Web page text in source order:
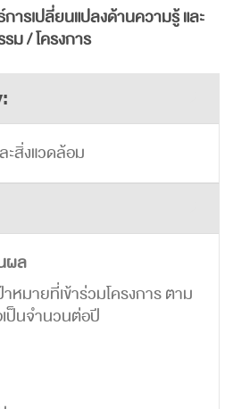
ารเปลี่ยนแปลงด้านความรู้ และ
ม / โครงการ
สิ่งแวดล้อม
ผล
หมายที่เข้าร่วมโครงการ ตาม
เป็นจำนวนต่อปี